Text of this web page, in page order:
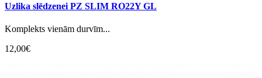
Uzlika slēdzenei PZ SLIM RO22Y GL
Komplekts vienām durvīm...
12,00€